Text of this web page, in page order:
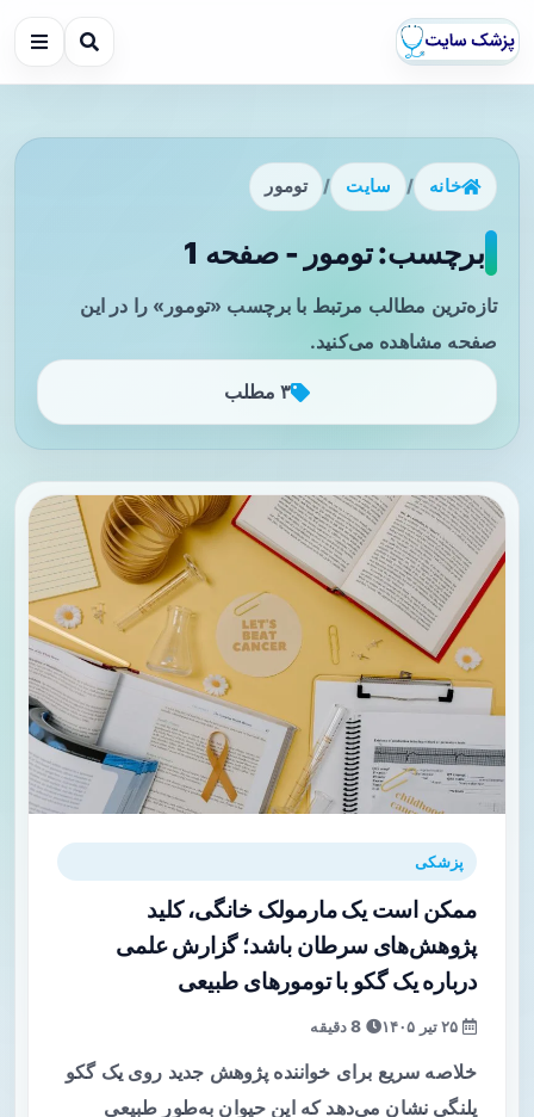
خانه / سایت / تومور
برچسب: تومور - صفحه 1
تازه‌ترین مطالب مرتبط با برچسب «تومور» را در این
صفحه مشاهده می‌کنید.
۳ مطلب
پزشکی
ممکن است یک مارمولک خانگی، کلید
پژوهش‌های سرطان باشد؛ گزارش علمی
درباره یک گکو با تومورهای طبیعی
خلاصه سریع برای خواننده پژوهش جدید روی یک گکو
پلنگی نشان می‌دهد که این حیوان به‌طور طبیعی